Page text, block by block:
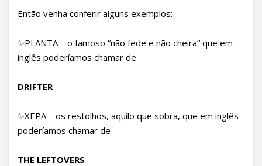
Então venha conferir alguns exemplos:
✨PLANTA – o famoso “não fede e não cheira” que em
inglês poderíamos chamar de
DRIFTER
✨XEPA – os restolhos, aquilo que sobra, que em inglês
poderíamos chamar de
THE LEFTOVERS